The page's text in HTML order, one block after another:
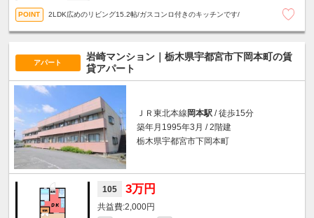
2LDK広めのリビング15.2帖/ガスコンロ付きのキッチンです/
アパート
岩崎マンション｜栃木県宇都宮市下岡本町の賃
貸アパート
ＪＲ東北本線 岡本駅 / 徒歩15分
築年月1995年3月 / 2階建
栃木県宇都宮市下岡本町
105 3万円
2,000円